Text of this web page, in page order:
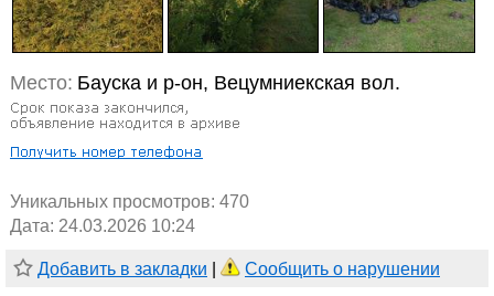
Место: Бауска и р-он, Вецумниекская вол.
Уникальных просмотров: 470
Дата: 24.03.2026 10:24
Добавить в закладки Сообщить о нарушении